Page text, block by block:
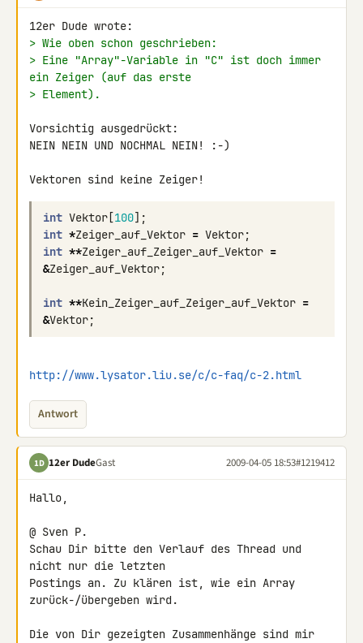
> Wie oben schon geschrieben:
> Eine "Array"-Variable in "C" ist doch immer
ein Zeiger (auf das erste
> Element).
Vorsichtig ausgedrückt:
NEIN NEIN UND NOCHMAL NEIN! :-)
int Vektor [100];
int *Zeiger_auf_Vektor = Vektor;
int **Zeiger_auf_Zeiger_auf_Vektor =
&Zeiger_auf_Vektor;
int **Kein_Zeiger_auf_Zeiger_auf_Vektor =
&Vektor;
http://www.lysator.liu.se/c/c-faq/c-2.html
Antwort
1D 12er DudeGast 2009-04-05 18:53#1219412
Hallo,
@ Sven P.
Schau Dir bitte den Verlauf des Thread und
nicht nur die letzten
Postings an. Zu klären ist, wie ein Array
zurück-/übergeben wird.
Die von Dir gezeigten Zusammenhänge sind mir